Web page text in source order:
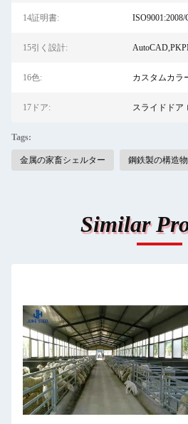
14証明書: ISO9001:2008/
15引く設計:
16色: カスタムカラ
17ドア: スライドドア
Tags:
金属の家畜シェルター 鋼鉄製の構造物
Similar